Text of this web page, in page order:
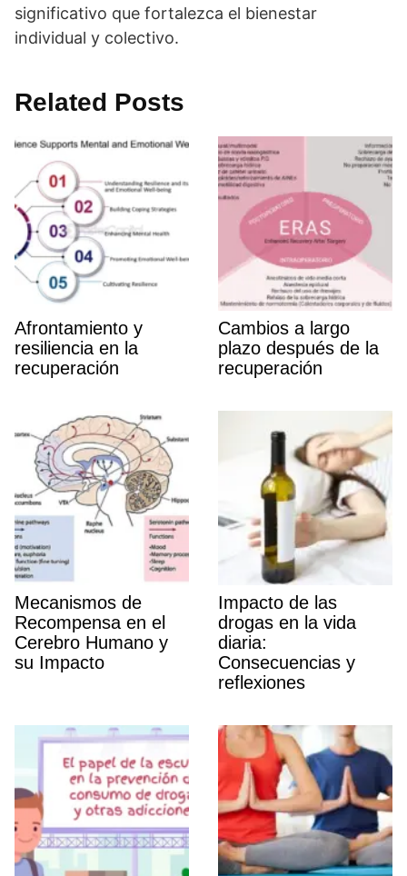
significativo que fortalezca el bienestar
individual y colectivo.
Related Posts
Afrontamiento y
resiliencia en la
recuperación
Cambios a largo
plazo después de la
recuperación
Mecanismos de
Recompensa en el
Cerebro Humano y
su Impacto
Impacto de las
drogas en la vida
diaria:
Consecuencias y
reflexiones